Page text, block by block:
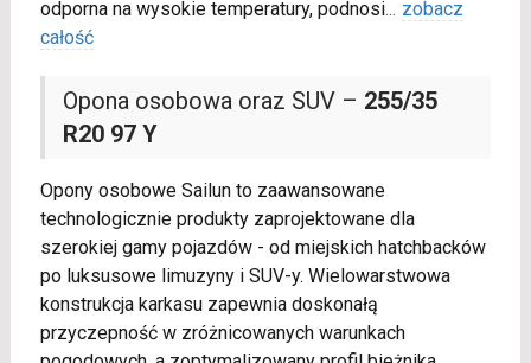
odporna na wysokie temperatury, podnosi... zobacz
całość
Opona osobowa oraz SUV – 255/35
R20 97 Y
Opony osobowe Sailun to zaawansowane
technologicznie produkty zaprojektowane dla
szerokiej gamy pojazdów - od miejskich hatchbacków
po luksusowe limuzyny i SUV-y. Wielowarstwowa
konstrukcja karkasu zapewnia doskonałą
przyczepność w zróżnicowanych warunkach